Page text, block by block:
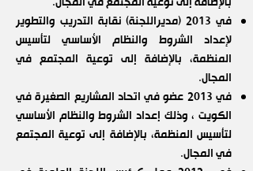
في 2013 (مديراللجنة) نقابة التدريب والتطوير
لإعداد الشروط والنظام الأساسي لتأسيس
المنظمة، بالإضافة إلى توعية المجتمع في
المجال.
في 2013 عضو في اتحاد المشاريع الصغيرة في
الكويت ، وذلك إعداد الشروط والنظام الأساسي
لتأسيس المنظمة، بالإضافة إلى توعية المجتمع
في المجال.